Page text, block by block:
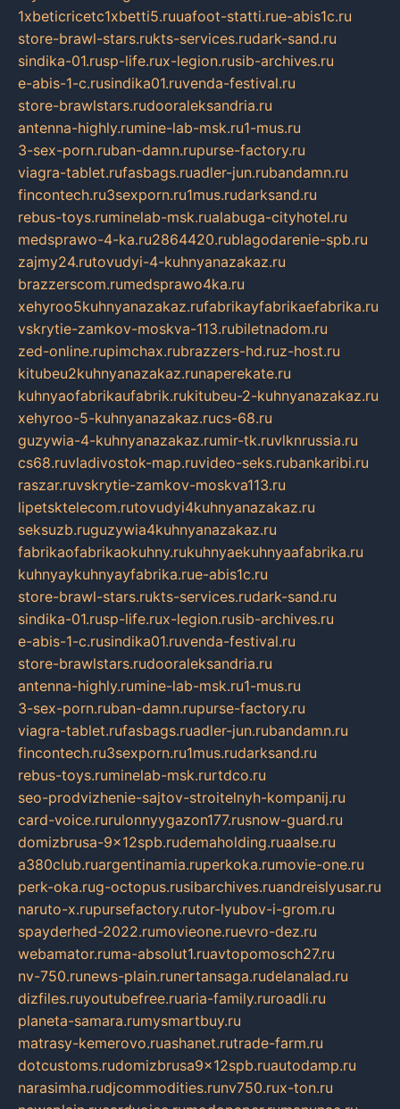
1xbeticricetc1xbetti5.ruuafoot-statti.rue-abis1c.ru
store-brawl-stars.rukts-services.rudark-sand.ru
sindika-01.rusp-life.rux-legion.rusib-archives.ru
e-abis-1-c.rusindika01.ruvenda-festival.ru
store-brawlstars.rudooraleksandria.ru
antenna-highly.rumine-lab-msk.ru1-mus.ru
3-sex-porn.ruban-damn.rupurse-factory.ru
viagra-tablet.rufasbags.ruadler-jun.rubandamn.ru
fincontech.ru3sexporn.ru1mus.rudarksand.ru
rebus-toys.ruminelab-msk.rualabuga-cityhotel.ru
medsprawo-4-ka.ru2864420.rublagodarenie-spb.ru
zajmy24.rutovudyi-4-kuhnyanazakaz.ru
brazzerscom.rumedsprawo4ka.ru
xehyroo5kuhnyanazakaz.rufabrikayfabrikaefabrika.ru
vskrytie-zamkov-moskva-113.rubiletnadom.ru
zed-online.rupimchax.rubrazzers-hd.ruz-host.ru
kitubeu2kuhnyanazakaz.runaperekate.ru
kuhnyaofabrikaufabrik.rukitubeu-2-kuhnyanazakaz.ru
xehyroo-5-kuhnyanazakaz.rucs-68.ru
guzywia-4-kuhnyanazakaz.rumir-tk.ruvlknrussia.ru
cs68.ruvladivostok-map.ruvideo-seks.rubankaribi.ru
raszar.ruvskrytie-zamkov-moskva113.ru
lipetsktelecom.rutovudyi4kuhnyanazakaz.ru
seksuzb.ruguzywia4kuhnyanazakaz.ru
fabrikaofabrikaokuhny.rukuhnyaekuhnyaafabrika.ru
kuhnyaykuhnyayfabrika.rue-abis1c.ru
store-brawl-stars.rukts-services.rudark-sand.ru
sindika-01.rusp-life.rux-legion.rusib-archives.ru
e-abis-1-c.rusindika01.ruvenda-festival.ru
store-brawlstars.rudooraleksandria.ru
antenna-highly.rumine-lab-msk.ru1-mus.ru
3-sex-porn.ruban-damn.rupurse-factory.ru
viagra-tablet.rufasbags.ruadler-jun.rubandamn.ru
fincontech.ru3sexporn.ru1mus.rudarksand.ru
rebus-toys.ruminelab-msk.rurtdco.ru
seo-prodvizhenie-sajtov-stroitelnyh-kompanij.ru
card-voice.rurulonnyygazon177.rusnow-guard.ru
domizbrusa-9x12spb.rudemaholding.ruaalse.ru
a380club.ruargentinamia.ruperkoka.rumovie-one.ru
perk-oka.rug-octopus.rusibarchives.ruandreislyusar.ru
naruto-x.rupursefactory.rutor-lyubov-i-grom.ru
spayderhed-2022.rumovieone.ruevro-dez.ru
webamator.ruma-absolut1.ruavtopomosch27.ru
nv-750.runews-plain.runertansaga.rudelanalad.ru
dizfiles.ruyoutubefree.ruaria-family.ruroadli.ru
planeta-samara.rumysmartbuy.ru
matrasy-kemerovo.ruashanet.rutrade-farm.ru
dotcustoms.rudomizbrusa9x12spb.ruautodamp.ru
narasimha.rudjcommodities.runv750.rux-ton.ru